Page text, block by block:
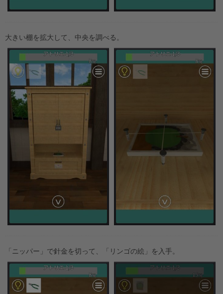
大きい棚を拡大して、中央を調べる。
「ニッパー」で針金を切って、「リンゴの絵」を入手。